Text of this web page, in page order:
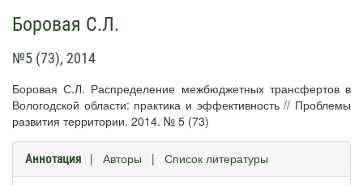
Боровая С.Л.
№5 (73), 2014
Боровая С.Л. Распределение межбюджетных трансфертов в
Вологодской области: практика и эффективность // Проблемы
развития территории. 2014. № 5 (73)
Аннотация | Авторы | Список литературы